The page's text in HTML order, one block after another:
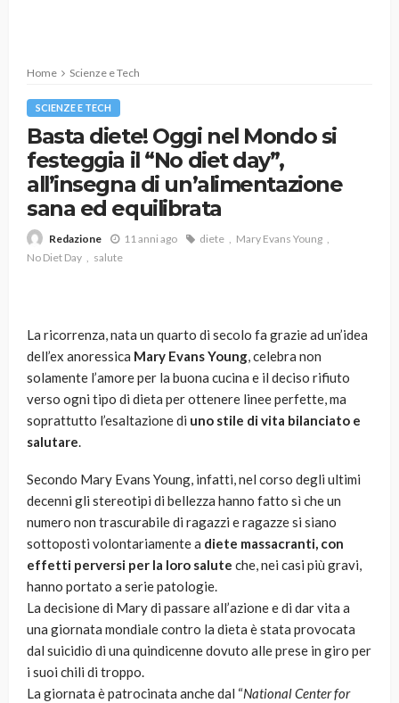
Home Scienze e Tech
SCIENZE E TECH
Basta diete! Oggi nel Mondo si
festeggia il “No diet day”,
all’insegna di un’alimentazione
sana ed equilibrata
Redazione 11 anni ago diete
Mary Evans Young
No Diet Day
salute
La ricorrenza, nata un quarto di secolo fa grazie ad un’idea
dell’ex anoressica Mary Evans Young, celebra non
solamente l’amore per la buona cucina e il deciso rifiuto
verso ogni tipo di dieta per ottenere linee perfette, ma
soprattutto l’esaltazione di uno stile di vita bilanciato e
salutare.
Secondo Mary Evans Young, infatti, nel corso degli ultimi
decenni gli stereotipi di bellezza hanno fatto sì che un
numero non trascurabile di ragazzi e ragazze si siano
sottoposti volontariamente a diete massacranti, con
effetti perversi per la loro salute che, nei casi più gravi,
hanno portato a serie patologie.
La decisione di Mary di passare all’azione e di dar vita a
una giornata mondiale contro la dieta è stata provocata
dal suicidio di una quindicenne dovuto alle prese in giro per
i suoi chili di troppo.
La giornata è patrocinata anche dal “National Center for